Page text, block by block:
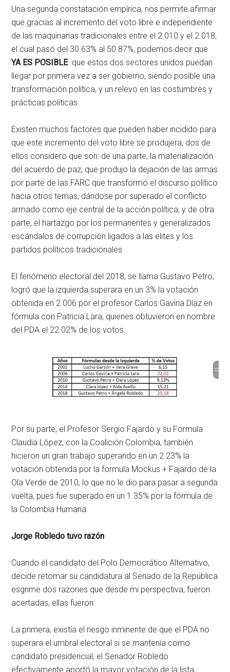
Una segunda constatación empírica, nos permite afirmar
que gracias al incremento del voto libre e independiente
de las maquinarias tradicionales entre el 2.010 y el 2.018,
el cual pasó del 30.63% al 50.87%, podemos decir que
YA ES POSIBLE que estos dos sectores unidos puedan
llegar por primera vez a ser gobierno, siendo posible una
transformación política, y un relevo en las costumbres y
prácticas políticas.
Existen muchos factores que pueden haber incidido para
que este incremento del voto libre se produjera, dos de
ellos considero que son: de una parte, la materialización
del acuerdo de paz, que produjo la dejación de las armas
por parte de las FARC que transformó el discurso político
hacia otros temas, dándose por superado el conflicto
armado como eje central de la acción política; y de otra
parte, el hartazgo por los permanentes y generalizados
escándalos de corrupción ligados a las elites y los
partidos políticos tradicionales.
El fenómeno electoral del 2018, se llama Gustavo Petro,
logró que la izquierda superara en un 3% la votación
obtenida en 2.006 por el profesor Carlos Gaviria Díaz en
fórmula con Patricia Lara, quienes obtuvieron en nombre
del PDA el 22.02% de los votos.
Por su parte, el Profesor Sergio Fajardo y su Formula
Claudia López, con la Coalición Colombia, también
hicieron un gran trabajo superando en un 2.23% la
votación obtenida por la formula Mockus + Fajardo de la
Ola Verde de 2010, lo que no le dio para pasar a segunda
vuelta, pues fue superado en un 1.35% por la fórmula de
la Colombia Humana.
Jorge Robledo tuvo razón
Cuando el candidato del Polo Democrático Alternativo,
decide retomar su candidatura al Senado de la República
esgrime dos razones que desde mi perspectiva, fueron
acertadas, ellas fueron:
La primera, existía el riesgo inminente de que el PDA no
superara el umbral electoral si se mantenía como
candidato presidencial, el Senador Robledo
efectivamente aportó la mayor votación de la lista,